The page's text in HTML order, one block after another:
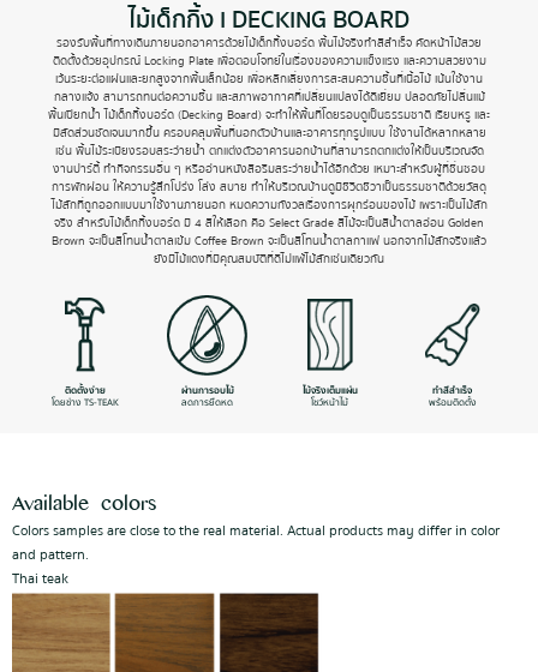
ไม้เด็กกิ้ง I DECKING BOARD
รองรับพื้นที่ทางเดินภายนอกอาคารด้วยไม้เด็กกิ้งบอร์ด พื้นไม้จริงทำสีสำเร็จ คัดหน้าไม้สวย
ติดตั้งด้วยอุปกรณ์ Locking Plate เพื่อตอบโจทย์ในเรื่องของความแข็งแรง และความสวยงาม
เว้นระยะต่อแผ่นและยกสูงจากพื้นเล็กน้อย เพื่อหลีกเลี่ยงการสะสมความชื้นที่เนื้อไม้ เน้นใช้งาน
กลางแจ้ง สามารถทนต่อความชื้น และสภาพอากาศที่เปลี่ยนแปลงได้ดีเยี่ยม ปลอดภัยไม่ลื่นแม้
พื้นเปียกน้ำ ไม้เด็กกิ้งบอร์ด (Decking Board) จะทำให้พื้นที่โดยรอบดูเป็นธรรมชาติ เรียบหรู และ
มีสัดส่วนชัดเจนมากขึ้น ครอบคลุมพื้นที่นอกตัวบ้านและอาคารทุกรูปแบบ ใช้งานได้หลากหลาย
เช่น พื้นไม้ระเบียงรอบสระว่ายน้ำ ตกแต่งตัวอาคารนอกบ้านที่สามารถตกแต่งให้เป็นบริเวณจัด
งานปาร์ตี้ ทำกิจกรรมอื่น ๆ หรืออ่านหนังสือริมสระว่ายน้ำได้อีกด้วย เหมาะสำหรับผู้ที่ชื่นชอบ
การพักผ่อน ให้ความรู้สึกโปร่ง โล่ง สบาย ทำให้บริเวณบ้านดูมีชีวิตชีวาเป็นธรรมชาติด้วยวัสดุ
ไม้สักที่ถูกออกแบบมาใช้งานภายนอก หมดความกังวลเรื่องการผุกร่อนของไม้ เพราะเป็นไม้สัก
จริง สำหรับไม้เด็กกิ้งบอร์ด มี 4 สีให้เลือก คือ Select Grade สีไม้จะเป็นสีน้ำตาลอ่อน Golden
Brown จะเป็นสีโทนน้ำตาลเข้ม Coffee Brown จะเป็นสีโทนน้ำตาลกาแฟ นอกจากไม้สักจริงแล้ว
ยังมีไม้แดงที่มีคุณสมบัติที่ดีไม่แพ้ไม้สักเช่นเดียวกัน
ติดตั้งง่าย
โดยช่าง TS-TEAK
ผ่านการอบไม้
ลดการยืดหด
ไม้จริงเต็มแผ่น
โชว์หน้าไม้
ทำสีสำเร็จ
พร้อมติดตั้ง
Available colors
Colors samples are close to the real material. Actual products may differ in color
and pattern.
Thai teak